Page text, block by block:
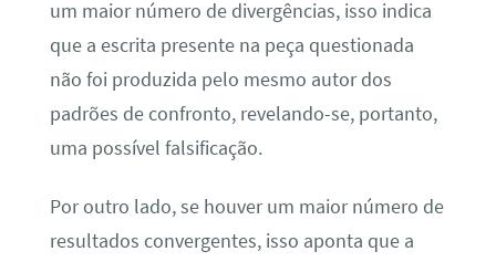
um maior número de divergências, isso indica
que a escrita presente na peça questionada
não foi produzida pelo mesmo autor dos
padrões de confronto, revelando-se, portanto,
uma possível falsificação.
Por outro lado, se houver um maior número de
resultados convergentes, isso aponta que a